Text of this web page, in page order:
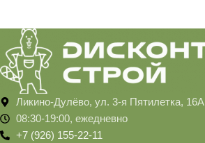
Ликино-Дулёво, ул. 3-я Пятилетка, 16А
08:30-19:00, ежедневно
+7 (926) 155-22-11